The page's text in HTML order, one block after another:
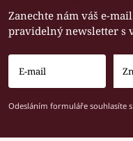
Zanechte nám váš e-
pravidelný newsletter s
Odesláním formuláře souhlasíte s